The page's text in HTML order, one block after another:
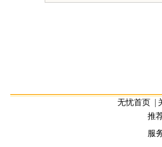
无忧首页
推
服